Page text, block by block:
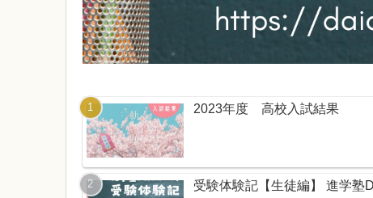
2023年度 高校入試結果
受験体験記【生徒編】 進学